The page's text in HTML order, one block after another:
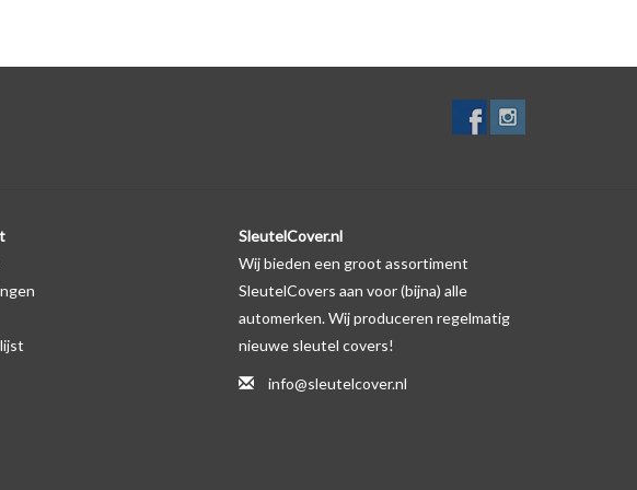
het logo in de meeste gevallen op de originele autosleutel behuizing
nagaan door op de productfoto te kijken of er een logo zichtbaar is.
SleutelCover.nl
Wij bieden een groot assortiment
SleutelCovers aan voor (bijna) alle
automerken. Wij produceren regelmatig
nieuwe sleutel covers!
info@sleutelcover.nl